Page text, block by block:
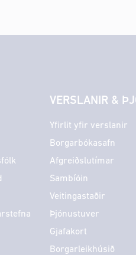
VERSLANIR &
Yfirlit yfir verslanir
Borgarbókasafn
Afgreiðslutímar
Sambíóin
Veitingastaðir
Þjónustuver
Gjafakort
Borgarleikhúsið